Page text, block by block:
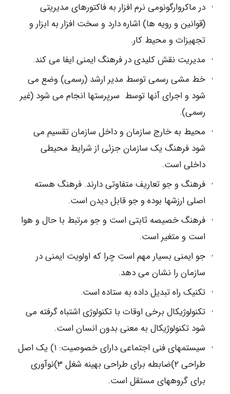
در ماکروارگونومی نرم افزار به فاکتورهای مدیریتی
(قوانین و رویه ها) اشاره دارد و سخت افزار به ابزار و
تجهیزات و محیط کار.
مدیریت نقش کلیدی در فرهنگ ایمنی ایفا می کند.
خط مشی رسمی توسط مدیر ارشد (رسمی) وضع می
شود و اجرای آنها توسط سرپرستها انجام می شود (غیر
رسمی).
محیط به خارج سازمان و داخل سازمان تقسیم می
شود فرهنگ یک سازمان جزئی از شرایط محیطی
داخلی است.
فرهنگ و جو تعاریف متفاوتی دارند. فرهنگ هسته
اصلی ارزشها بوده و جو قابل دیدن است.
فرهنگ خصیصه ثابتی است و جو مرتبط با حال و هوا
است و متغیر است.
جو ایمنی بسیار مهم است چرا که اولویت ایمنی در
سازمان را نشان می دهد.
تکنیک راه تبدیل داده به ستاده است.
تکنولوژیکال برخی اوقات با تکنولوژی اشتباه گرفته می
شود تکنولوژیکال به معنی بدون انسان است.
سیستمهای فنی اجتماعی دارای خصوصیت: ۱) یک اصل
طراحی ۲)ضابطه برای طراحی بهینه شغل ۳)نوآوری
برای گروههای مستقل است.